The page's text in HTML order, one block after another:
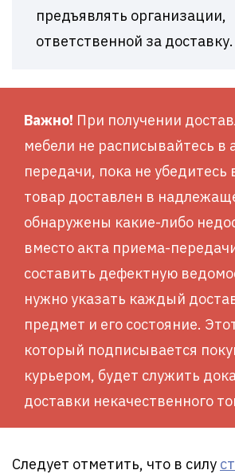
предъявлять организации,
ответственной за доставку.
Важно! При получении
мебели не расписывайтесь в
передачи, пока не убедитесь
товар доставлен в
обнаружены какие-либо
вместо акта приема-
составить дефектную
нужно указать каждый
предмет и его состояние.
который подписывается
курьером, будет служить
доставки некачественного
Следует отметить, что в силу